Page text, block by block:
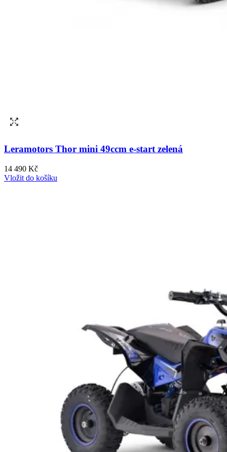
Leramotors Thor mini 49ccm e-start zelená
14 490 Kč
Vložit do košíku